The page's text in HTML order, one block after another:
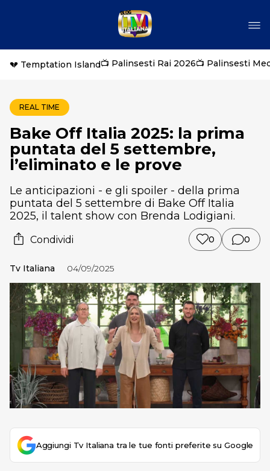
💔 Temptation Island📺 Palinsesti Rai 2026📺 Palinsesti
REAL TIME
Bake Off Italia 2025: la prima
puntata del 5 settembre,
l’eliminato e le prove
Le anticipazioni - e gli spoiler - della prima
puntata del 5 settembre di Bake Off Italia
2025, il talent show con Brenda Lodigiani.
Condividi 0 0
Tv Italiana 04/09/2025
Aggiungi Tv Italiana tra le tue fonti preferite su Google